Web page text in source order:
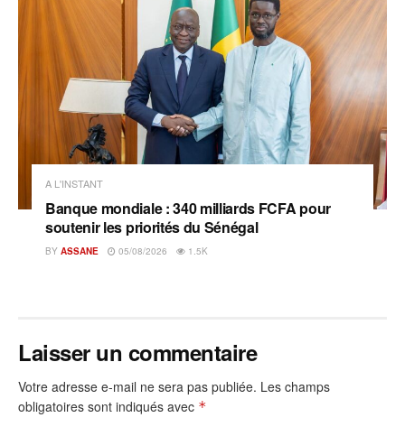
A L'INSTANT
Banque mondiale : 340 milliards FCFA pour
soutenir les priorités du Sénégal
BY ASSANE 05/08/2026 1.5K
Laisser un commentaire
Votre adresse e-mail ne sera pas publiée. Les champs
obligatoires sont indiqués avec *